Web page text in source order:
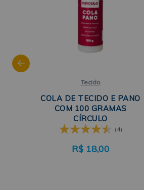
Tecido
COLA DE TECIDO E PANO
COM 100 GRAMAS
CÍRCULO
(4)
R$ 18,00